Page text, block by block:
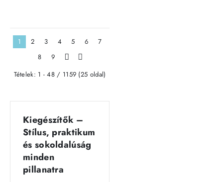
Kiegészítők –
Stílus, praktikum
és sokoldalúság
minden
pillanatra
1 2 3 4 5 6
7
8
9 >
>|
Tételek: 1 - 48 / 1159 (25 oldal)